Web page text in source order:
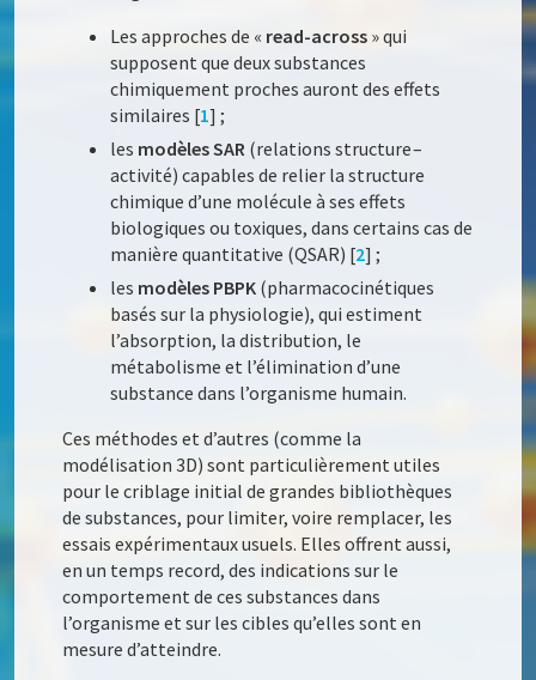
Les approches de « read-across » qui
supposent que deux substances
chimiquement proches auront des effets
similaires [1] ;
les modèles SAR (relations structure –
activité) capables de relier la structure
chimique d’une molécule à ses effets
biologiques ou toxiques, dans certains cas de
manière quantitative (QSAR) [2] ;
les modèles PBPK (pharmacocinétiques
basés sur la physiologie), qui estiment
l’absorption, la distribution, le
métabolisme et l’élimination d’une
substance dans l’organisme humain.
Ces méthodes et d’autres (comme la
modélisation 3D) sont particulièrement utiles
pour le criblage initial de grandes bibliothèques
de substances, pour limiter, voire remplacer, les
essais expérimentaux usuels. Elles offrent aussi,
en un temps record, des indications sur le
comportement de ces substances dans
l’organisme et sur les cibles qu’elles sont en
mesure d’atteindre.